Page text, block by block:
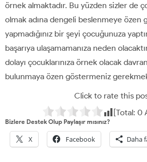
örnek almaktadır. Bu yüzden sizler de
olmak adına dengeli beslenmeye özen
yapmadığınız bir şeyi çocuğunuza
başarıya ulaşamamanıza neden
dolayı çocuklarınıza örnek olacak
bulunmaya özen göstermeniz
Click to rate this
[Total: 0
Bizlere Destek Olup Paylaşır mısınız?
X Facebook Daha